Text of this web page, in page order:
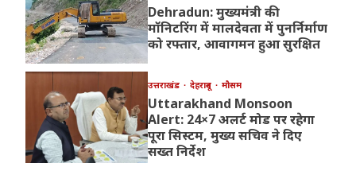
Dehradun: मुख्यमंत्री की
मॉनिटरिंग में मालदेवता में पुनर्निर्माण
को रफ्तार, आवागमन हुआ सुरक्षित
उत्तराखंड देहरादून मौसम
Uttarakhand Monsoon
Alert: 24×7 अलर्ट मोड पर रहेगा
पूरा सिस्टम, मुख्य सचिव ने दिए
सख्त निर्देश